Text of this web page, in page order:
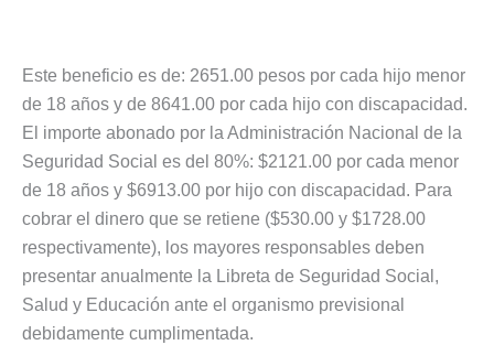
Este beneficio es de: 2651.00 pesos por cada hijo menor
de 18 años y de 8641.00 por cada hijo con discapacidad.
El importe abonado por la Administración Nacional de la
Seguridad Social es del 80%: $2121.00 por cada menor
de 18 años y $6913.00 por hijo con discapacidad. Para
cobrar el dinero que se retiene ($530.00 y $1728.00
respectivamente), los mayores responsables deben
presentar anualmente la Libreta de Seguridad Social,
Salud y Educación ante el organismo previsional
debidamente cumplimentada.